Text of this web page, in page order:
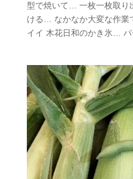
型で焼いて… 一枚一枚取り
ける… なかなか大変な作業
イイ 木花日和のかき氷… パ